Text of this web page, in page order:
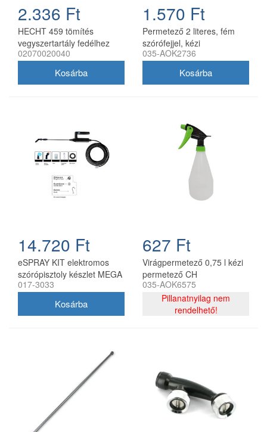
2.336 Ft
HECHT 459 tömítés
vegyszertartály fedélhez
02070020040
1.570 Ft
Permetező 2 literes, fém
szórófejjel, kézi
nyomáspermetező CH
035-AOK2736
14.720 Ft
eSPRAY KIT elektromos
szórópisztoly készlet MEGA
Olimpia permetezőkhöz
017-3033
627 Ft
Virágpermetező 0,75 l kézi
permetező CH
035-AOK6575
Pillanatnyilag nem
rendelhető!